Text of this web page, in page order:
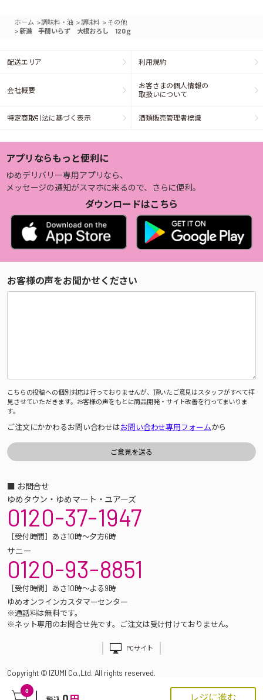
0
レジに進む
ホーム >調味料・油 >調味料 > その他
>新進 手間いらず 大根おろし 120ｇ
配送エリア 利用規約
会社概要
お客さまの個人情報の
取扱いについて
特定商取引法に基づく表示 酒類販売管理者標識
アプリならもっと便利に
ゆめデリバリー専用アプリなら、
メッセージの通知がスマホに来るので、さらに便利。
ダウンロードはこちら
お客様の声をお聞かせください
こちらの投稿への個別対応は行っておりませんが、頂いたご意見はスタッフがすべて拝
見させていただきます。お客様の声をもとに商品開発・サイト改善を行ってまいりま
す。
ご注文にかかわるお問い合わせはお問い合わせ専用フォームから
■ お問合せ
ゆめタウン・ゆめマート・ユアーズ
0120-37-1947
［受付時間］あさ10時～夕方6時
サニー
0120-93-8851
［受付時間］あさ10時～よる9時
ゆめオンラインカスタマーセンター
※通話料は無料です。
※ネット専用のお問合せ先です。ご注文は受け付けておりません。
PCサイト
Copyright © IZUMI Co.,Ltd. All rights reserved.